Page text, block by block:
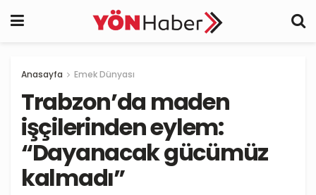
Anasayfa Emek Dünyası
Trabzon’da maden
işçilerinden eylem:
“Dayanacak gücümüz
kalmadı”